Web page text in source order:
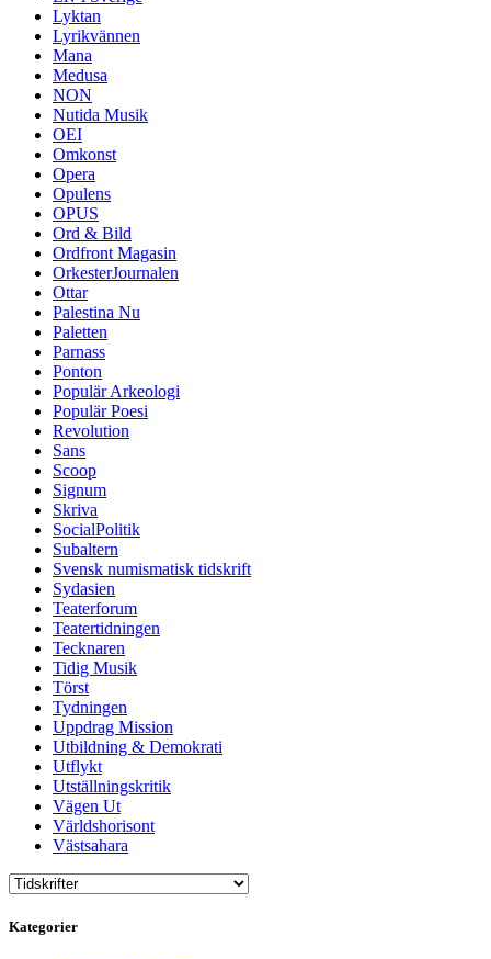
Lyktan
Lyrikvännen
Mana
Medusa
NON
Nutida Musik
OEI
Omkonst
Opera
Opulens
OPUS
Ord & Bild
Ordfront Magasin
OrkesterJournalen
Ottar
Palestina Nu
Paletten
Parnass
Ponton
Populär Arkeologi
Populär Poesi
Revolution
Sans
Scoop
Signum
Skriva
SocialPolitik
Subaltern
Svensk numismatisk tidskrift
Sydasien
Teaterforum
Teatertidningen
Tecknaren
Tidig Musik
Törst
Tydningen
Uppdrag Mission
Utbildning & Demokrati
Utflykt
Utställningskritik
Vägen Ut
Världshorisont
Västsahara
Kategorier